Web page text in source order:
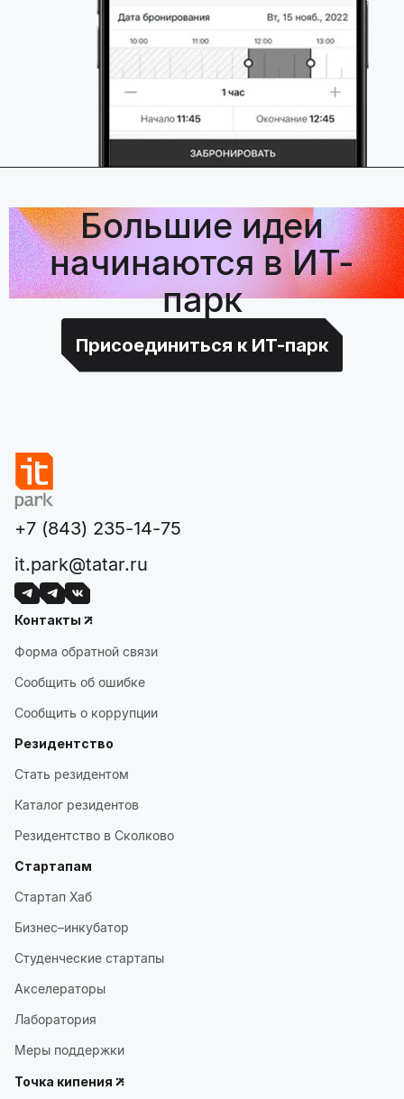
Большие идеи
начинаются в ИТ-
парк
Присоединиться к ИТ-парк
+7 (843) 235-14-75
it.park@tatar.ru
Контакты
Форма обратной связи
Сообщить об ошибке
Сообщить о коррупции
Резидентство
Стать резидентом
Каталог резидентов
Резидентство в Сколково
Стартапам
Стартап Хаб
Бизнес–инкубатор
Студенческие стартапы
Акселераторы
Лаборатория
Меры поддержки
Точка кипения